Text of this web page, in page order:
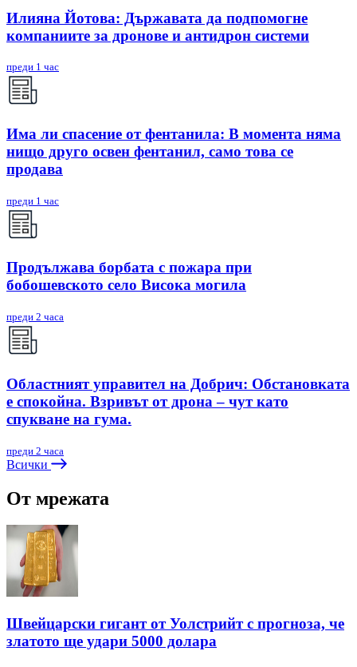
Илияна Йотова: Държавата да подпомогне
компаниите за дронове и антидрон системи
преди 1 час
Има ли спасение от фентанила: В момента няма
нищо друго освен фентанил, само това се
продава
преди 1 час
Продължава борбата с пожара при
бобошевското село Висока могила
преди 2 часа
Областният управител на Добрич: Обстановката
е спокойна. Взривът от дрона – чут като
спукване на гума.
преди 2 часа
Всички
От мрежата
Швейцарски гигант от Уолстрийт с прогноза, че
златото ще удари 5000 долара